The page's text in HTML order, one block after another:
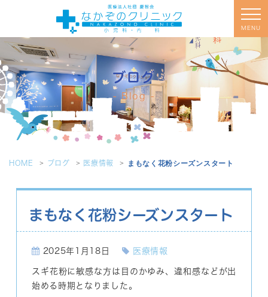
MENU
ブログ
Blog
HOME ブログ 医療情報 まもなく花粉シーズンスタート
まもなく花粉シーズンスタート
2025年1月18日 医療情報
スギ花粉に敏感な方は目のかゆみ、違和感などが出
始める時期となりました。